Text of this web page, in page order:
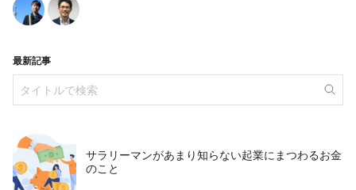
最新記事
サラリーマンがあまり知らない起業にまつわるお金
のこと